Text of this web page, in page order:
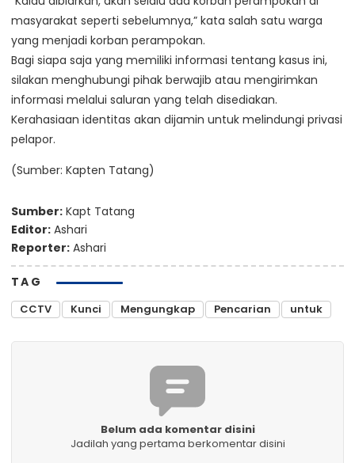
masyarakat seperti sebelumnya,” kata salah satu warga
yang menjadi korban perampokan.
Bagi siapa saja yang memiliki informasi tentang kasus ini,
silakan menghubungi pihak berwajib atau mengirimkan
informasi melalui saluran yang telah disediakan.
Kerahasiaan identitas akan dijamin untuk melindungi privasi
pelapor.
(Sumber: Kapten Tatang)
Sumber: Kapt Tatang
Editor: Ashari
Reporter: Ashari
TAG
CCTV Kunci Mengungkap Pencarian untuk
Belum ada komentar disini
Jadilah yang pertama berkomentar disini